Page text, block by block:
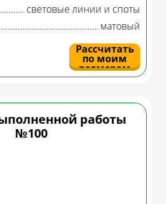
световые линии и споты
матовый
Рассчитать
по моим
размерам
работы
№100